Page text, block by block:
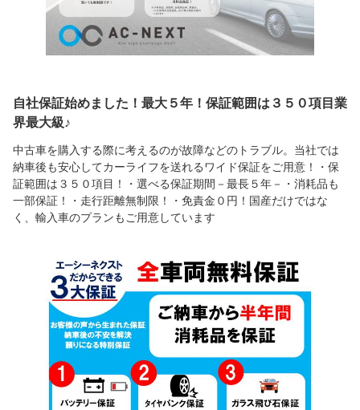
自社保証始めました！最大５年！保証範囲は３５０項目業
界最大級♪
中古車を購入する際に考えるのが故障などのトラブル。当社では
納車後も安心してカーライフを送れるワイド保証をご用意！・保
証範囲は３５０項目！・選べる保証期間－最長５年－・消耗品も
一部保証！・走行距離無制限！・免責金０円！国産だけではな
く、輸入車のプランもご用意しています